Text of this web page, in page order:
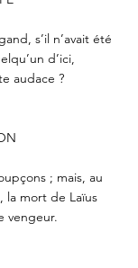
s’il n’avait été
d’ici,
audace ?
; mais, au
la mort de Laïus
vengeur.